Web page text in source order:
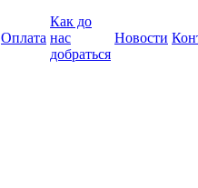
Оплата
Как до
нас
добраться
Новости